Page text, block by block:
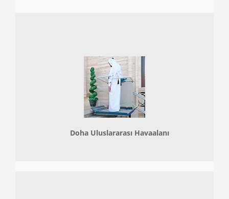
Doha Uluslararası Havaalanı